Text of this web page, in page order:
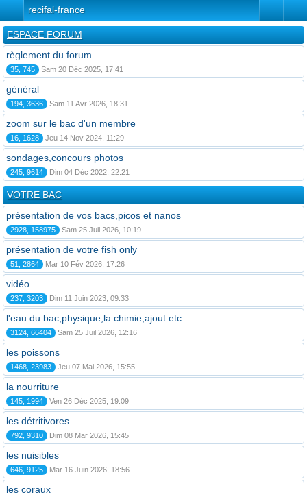
recifal-france
ESPACE FORUM
règlement du forum
35, 745 Sam 20 Déc 2025, 17:41
général
194, 3636 Sam 11 Avr 2026, 18:31
zoom sur le bac d'un membre
16, 1628 Jeu 14 Nov 2024, 11:29
sondages,concours photos
245, 9614 Dim 04 Déc 2022, 22:21
VOTRE BAC
présentation de vos bacs,picos et nanos
2928, 158975 Sam 25 Juil 2026, 10:19
présentation de votre fish only
51, 2864 Mar 10 Fév 2026, 17:26
vidéo
237, 3203 Dim 11 Juin 2023, 09:33
l'eau du bac,physique,la chimie,ajout etc...
3124, 66404 Sam 25 Juil 2026, 12:16
les poissons
1468, 23983 Jeu 07 Mai 2026, 15:55
la nourriture
145, 1994 Ven 26 Déc 2025, 19:09
les détritivores
792, 9310 Dim 08 Mar 2026, 15:45
les nuisibles
646, 9125 Mar 16 Juin 2026, 18:56
les coraux